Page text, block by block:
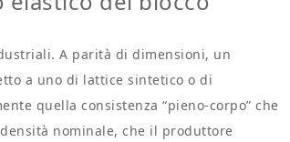
A parità di dimensioni, un
a uno di lattice sintetico o di
quella consistenza “pieno-corpo” che
nominale, che il produttore